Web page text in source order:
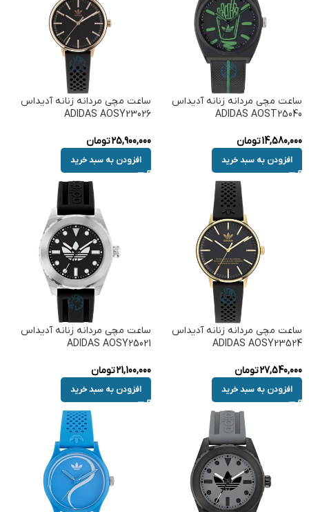
ساعت مچی مردانه زنانه آدیداس
ADIDAS AOST25040
14,580,000تومان
افزودن به سبد خرید
ساعت مچی مردانه زنانه آدیداس
ADIDAS AOSY23026
25,900,000تومان
افزودن به سبد خرید
ساعت مچی مردانه زنانه آدیداس
ADIDAS AOSY23524
27,540,000تومان
افزودن به سبد خرید
ساعت مچی مردانه زنانه آدیداس
ADIDAS AOSY25021
21,100,000تومان
افزودن به سبد خرید